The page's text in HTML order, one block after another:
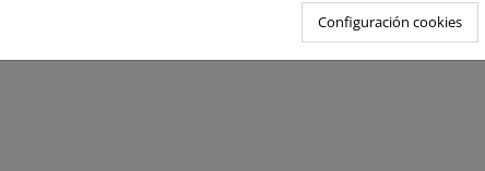
Configuración cookies